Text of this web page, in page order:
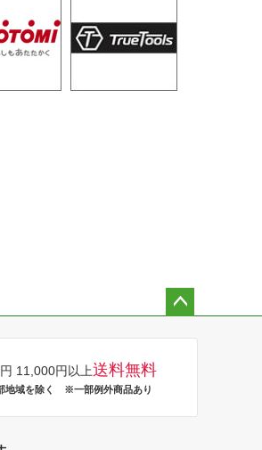
11,000円以上送料無料
地域を除く ※一部例外商品あり